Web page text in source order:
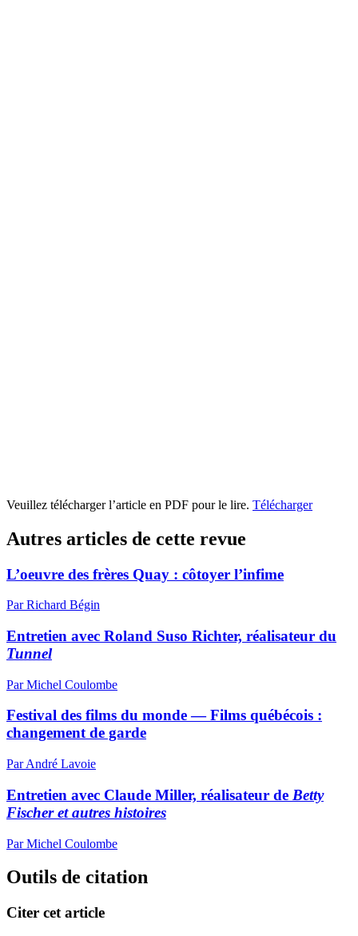
Veuillez télécharger l’article en PDF pour le lire. Télécharger
Autres articles de cette revue
L’oeuvre des frères Quay : côtoyer l’infime
Par Richard Bégin
Entretien avec Roland Suso Richter, réalisateur du
Tunnel
Par Michel Coulombe
Festival des films du monde — Films québécois :
changement de garde
Par André Lavoie
Entretien avec Claude Miller, réalisateur de Betty
Fischer et autres histoires
Par Michel Coulombe
Outils de citation
Citer cet article